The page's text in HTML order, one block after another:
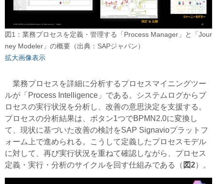
図1：業務プロセスを定義・管理する「Process Manager」と「Jour
ney Modeler」の概要（出典：SAPジャパン）
拡大画像表示
業務プロセスを詳細に分析するプロセスマイニングツー
ルが「Process Intelligence」である。システムログからプ
ロセスの実行状況を分析し、改善の意思決定を支援する。
プロセスの分析結果は、ボタン1つでBPMN2.0に変換し
て、現状に基づいた改善の検討をSAP Signavioプラットフ
ォーム上で進められる。こうして定義したプロセスモデル
に対して、再び実行状況を重ねて確認しながら、プロセス
定義・実行・分析のサイクルを回す仕組みである（ 図2）。